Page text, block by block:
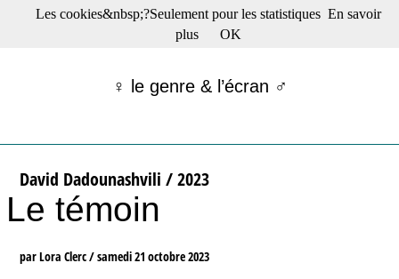
☰ Menu
Films récents
Tribunes
Bloc-notes
Archives
S’abonner à la Lettre !
♀ le genre & l’écran ♂
David Dadounashvili / 2023
Le témoin
par Lora Clerc /samedi 21 octobre 2023
Les cookies&nbsp;?Seulement pour les statistiques En savoir
plus
OK